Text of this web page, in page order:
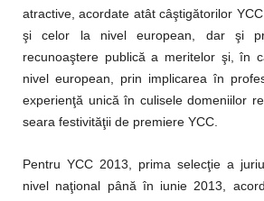
atractive, acordate atâtcâştigătorilor
şi celor la nivel european , dar şi
recunoaştere publică a meritelor şi, în
nivel european, prin implicarea în
experienţă unică în culiseledomeniilor
seara festivităţii de premiere YCC
Pentru YCC 2013, prima selecţie a
nivel naţional până în iunie 2013,